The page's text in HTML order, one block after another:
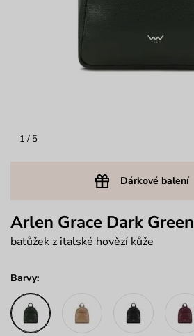
1 / 5
Dárkové balení
Arlen Grace Dark Green
batůžek z italské hovězí kůže
Barvy: